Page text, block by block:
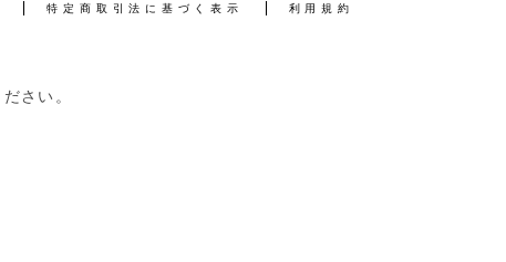
特定商取引法に基づく表示 利用規約
さい。